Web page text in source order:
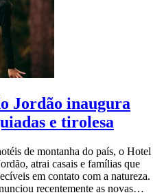
Jordão inaugura
e tirolesa
de montanha do país, o Hotel
atrai casais e famílias que
em contato com a natureza.
recentemente as novas…